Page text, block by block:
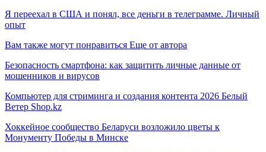
Я переехал в США и понял, все деньги в телеграмме. Личный
опыт
Вам также могут понравиться Еще от автора
Безопасность смартфона: как защитить личные данные от
мошенников и вирусов
Компьютер для стриминга и создания контента 2026 Белый
Ветер Shop.kz
Хоккейное сообщество Беларуси возложило цветы к
Монументу Победы в Минске